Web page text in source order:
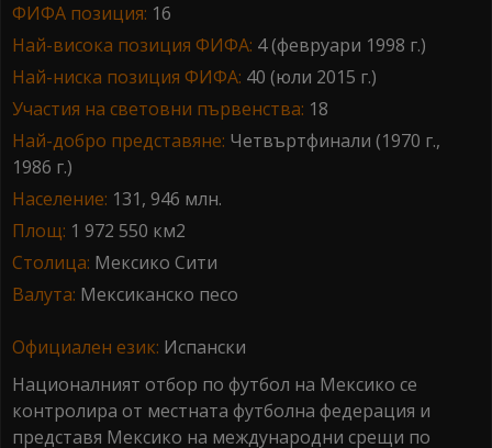
ФИФА позиция: 16
Най-висока позиция ФИФА: 4 (февруари 1998 г.)
Най-ниска позиция ФИФА: 40 (юли 2015 г.)
Участия на световни първенства: 18
Най-добро представяне: Четвъртфинали (1970 г.,
1986 г.)
Население: 131, 946 млн.
Площ: 1 972 550 км2
Столица: Мексико Сити
Валута: Мексиканско песо
Официален език: Испански
Националният отбор по футбол на Мексико се
контролира от местната футболна федерация и
представя Мексико на международни срещи по